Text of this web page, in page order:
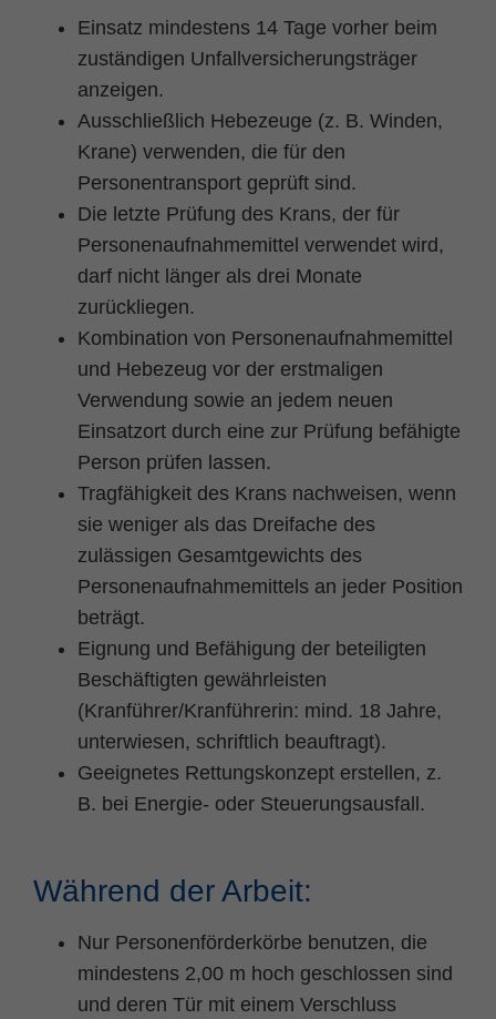
Einsatz mindestens 14 Tage vorher beim
zuständigen Unfallversicherungsträger
anzeigen.
Ausschließlich Hebezeuge (z. B. Winden,
Krane) verwenden, die für den
Personentransport geprüft sind.
Die letzte Prüfung des Krans, der für
Personenaufnahmemittel verwendet wird,
darf nicht länger als drei Monate
zurückliegen.
Kombination von Personenaufnahmemittel
und Hebezeug vor der erstmaligen
Verwendung sowie an jedem neuen
Einsatzort durch eine zur Prüfung befähigte
Person prüfen lassen.
Tragfähigkeit des Krans nachweisen, wenn
sie weniger als das Dreifache des
zulässigen Gesamtgewichts des
Personenaufnahmemittels an jeder Position
beträgt.
Eignung und Befähigung der beteiligten
Beschäftigten gewährleisten
(Kranführer/Kranführerin: mind. 18 Jahre,
unterwiesen, schriftlich beauftragt).
Geeignetes Rettungskonzept erstellen, z.
B. bei Energie- oder Steuerungsausfall.
Während der Arbeit:
Nur Personenförderkörbe benutzen, die
mindestens 2,00 m hoch geschlossen sind
und deren Tür mit einem Verschluss
Name PHPSESSID
Anbieter php
Laufzeit Ende der Sitzung
PHPs Standard Sitzungs Identifikation